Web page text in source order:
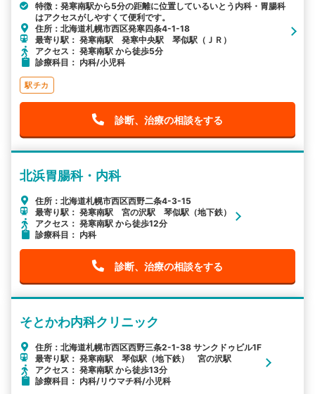
特徴：発寒南駅から5分の距離に位置しているいとう内科・胃腸科
はアクセスがしやすくて便利です。
住所：北海道札幌市西区発寒四条4-1-18
最寄り駅： 発寒南駅 発寒中央駅 琴似駅（ＪＲ）
アクセス： 発寒南駅 から徒歩5分
診療科目： 内科/小児科
駅チカ
診断、治療の相談をする
北浜胃腸科・内科
住所：北海道札幌市西区西野二条4-3-15
最寄り駅： 発寒南駅 宮の沢駅 琴似駅（地下鉄）
アクセス： 発寒南駅 から徒歩12分
診療科目： 内科
診断、治療の相談をする
そとかわ内科クリニック
住所：北海道札幌市西区西野三条2-1-38 サンクドゥビル1F
最寄り駅： 発寒南駅 琴似駅（地下鉄） 宮の沢駅
アクセス： 発寒南駅 から徒歩13分
診療科目： 内科/リウマチ科/小児科